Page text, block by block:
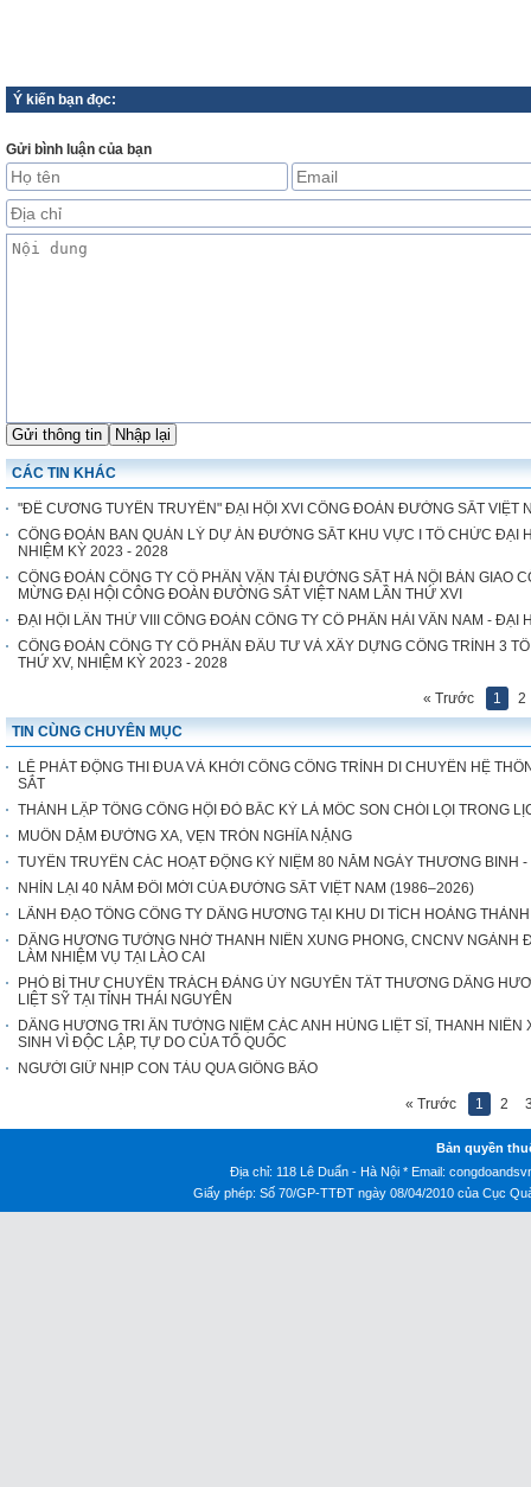
Ý kiến bạn đọc:
Gửi bình luận của bạn
CÁC TIN KHÁC
"ĐỀ CƯƠNG TUYÊN TRUYỀN" ĐẠI HỘI XVI CÔNG ĐOÀN ĐƯỜNG SẮT VIỆT
CÔNG ĐOÀN BAN QUẢN LÝ DỰ ÁN ĐƯỜNG SẮT KHU VỰC I TỔ CHỨC ĐẠI
NHIỆM KỲ 2023 - 2028
CÔNG ĐOÀN CÔNG TY CỔ PHẦN VẬN TẢI ĐƯỜNG SẮT HÀ NỘI BÀN GIAO
MỪNG ĐẠI HỘI CÔNG ĐOÀN ĐƯỜNG SẮT VIỆT NAM LẦN THỨ XVI
ĐẠI HỘI LẦN THỨ VIII CÔNG ĐOÀN CÔNG TY CỔ PHẦN HẢI VÂN NAM - ĐẠI
CÔNG ĐOÀN CÔNG TY CỔ PHẦN ĐẦU TƯ VÀ XÂY DỰNG CÔNG TRÌNH 3
THỨ XV, NHIỆM KỲ 2023 - 2028
« Trước 1
2
TIN CÙNG CHUYÊN MỤC
LỄ PHÁT ĐỘNG THI ĐUA VÀ KHỞI CÔNG CÔNG TRÌNH DI CHUYỂN HỆ
SẮT
THÀNH LẬP TỔNG CÔNG HỘI ĐỎ BẮC KỲ LÀ MỐC SON CHÓI LỌI TRONG
MUÔN DẶM ĐƯỜNG XA, VẸN TRÒN NGHĨA NẶNG
TUYÊN TRUYỀN CÁC HOẠT ĐỘNG KỶ NIỆM 80 NĂM NGÀY THƯƠNG BINH
NHÌN LẠI 40 NĂM ĐỔI MỚI CỦA ĐƯỜNG SẮT VIỆT NAM (1986–2026)
LÃNH ĐẠO TỔNG CÔNG TY DÂNG HƯƠNG TẠI KHU DI TÍCH HOÀNG
DÂNG HƯƠNG TƯỞNG NHỚ THANH NIÊN XUNG PHONG, CNCNV NGÀNH
LÀM NHIỆM VỤ TẠI LÀO CAI
PHÓ BÍ THƯ CHUYÊN TRÁCH ĐẢNG ỦY NGUYỄN TẤT THƯƠNG DÂNG
LIỆT SỸ TẠI TỈNH THÁI NGUYÊN
DÂNG HƯƠNG TRI ÂN TƯỞNG NIỆM CÁC ANH HÙNG LIỆT SĨ, THANH
SINH VÌ ĐỘC LẬP, TỰ DO CỦA TỔ QUỐC
NGƯỜI GIỮ NHỊP CON TÀU QUA GIÔNG BÃO
« Trước 1 2
Bản quyền
Địa chỉ: 118 Lê Duẩn - Hà Nội * Email:
Giấy phép: Số 70/GP-TTĐT ngày 08/04/2010 của Cục